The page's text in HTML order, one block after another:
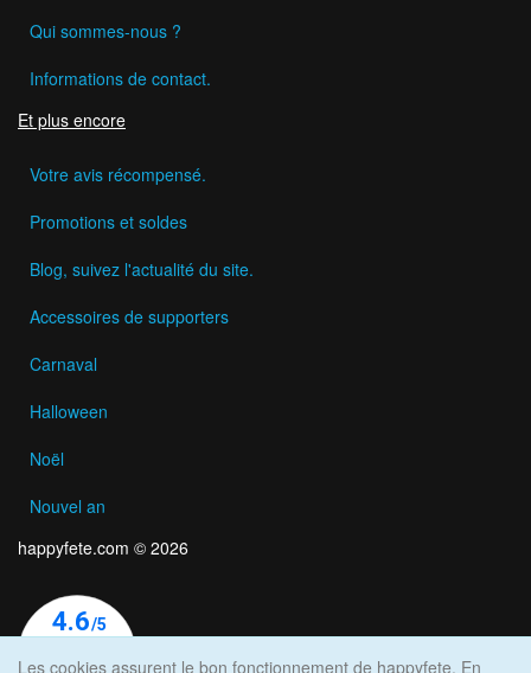
Qui sommes-nous ?
Informations de contact.
Et plus encore
Votre avis récompensé.
Promotions et soldes
Blog, suivez l'actualité du site.
Accessoires de supporters
Carnaval
Halloween
Noël
Nouvel an
happyfete.com © 2026
Les cookies assurent le bon fonctionnement de happyfete. En